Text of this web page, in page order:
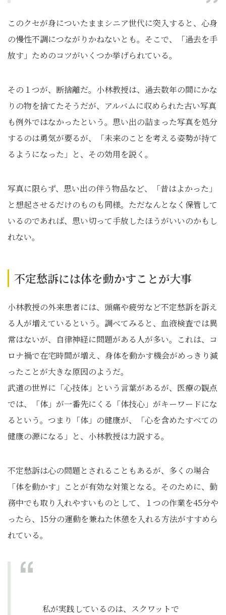
このクセが身についたままシニア世代に突入すると、心身
の慢性不調につながりかねないとも。そこで、「過去を手
放す」ためのコツがいくつか挙げられている。
その１つが、断捨離だ。小林教授は、過去数年の間にかな
りの物を捨てたそうだが、アルバムに収められた古い写真
も例外ではなかったという。思い出の詰まった写真を処分
するのは勇気が要るが、「未来のことを考える姿勢が持て
るようになった」と、その効用を説く。
写真に限らず、思い出の伴う物品など、「昔はよかった」
と想起させるだけのものも同様。ただなんとなく保管して
いるのであれば、思い切って手放したほうがいいのかもし
れない。
不定愁訴には体を動かすことが大事
小林教授の外来患者には、頭痛や疲労など不定愁訴を訴え
る人が増えているという。調べてみると、血液検査では異
常はないが、自律神経に問題がある人が多い。これは、コ
ロナ禍で在宅時間が増え、身体を動かす機会がめっきり減
ったことが大きな原因のようだ。
武道の世界に「心技体」という言葉があるが、医療の観点
では、「体」が一番先にくる「体技心」がキーワードにな
るという。つまり「体」の健康が、「心を含めたすべての
健康の源になる」と、小林教授は力説する。
不定愁訴は心の問題とされることもあるが、多くの場合
「体を動かす」ことが有効な対策となる。そのために、勤
務中でも取り入れやすいものとして、１つの作業を45分や
ったら、15分の運動を兼ねた休憩を入れる方法がすすめら
れている。
私が実践しているのは、スクワットで